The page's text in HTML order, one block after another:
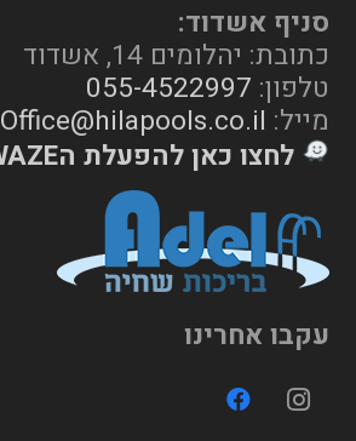
סניף אשדוד:
כתובת: יהלומים 14, אשדוד
טלפון: 055-4522997
מייל: Office@hilapools.co.il
לחצו כאן להפעלת הWAZE
עקבו אחרינו